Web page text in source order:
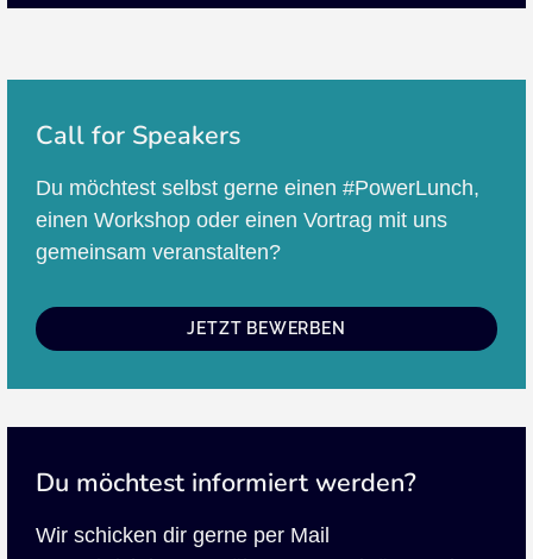
Call for Speakers
Du möchtest selbst gerne einen #PowerLunch,
einen Workshop oder einen Vortrag mit uns
gemeinsam veranstalten?
JETZT BEWERBEN
Du möchtest informiert werden?
Wir schicken dir gerne per Mail